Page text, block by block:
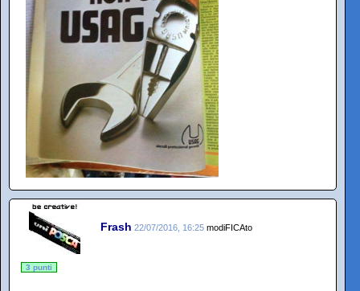
Frash 22/07/2016, 16:25 modiFICAto
3 punti